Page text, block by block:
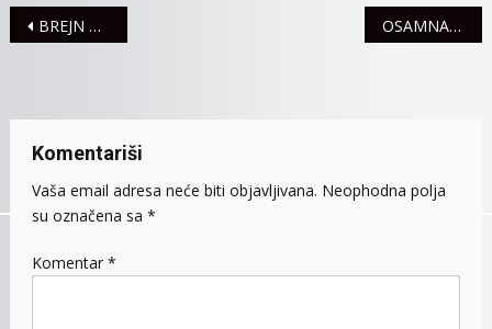
Navigacija
BREJN ROTOVI PROTIV PREVIŠE NETA I OSTALIH ŠTETA OSAMNAESTI PO REDU “DAN MAGARIĆA”
Komentariši
Vaša email adresa neće biti objavljivana. Neophodna polja
su označena sa *
Komentar *